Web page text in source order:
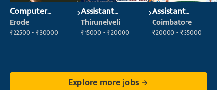
Computer
Operator
Erode
₹22500 - ₹30000
Assistant
Manager
Thirunelveli
₹15000 - ₹20000
Assistant
Manager
Coimbatore
₹20000 - ₹35000
Explore more jobs